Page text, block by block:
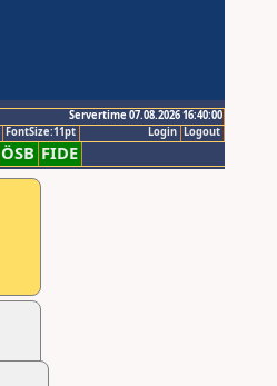
Servertime 07.08.2026 16:40:00
Logout
Login
FontSize:11pt
ÖSB FIDE